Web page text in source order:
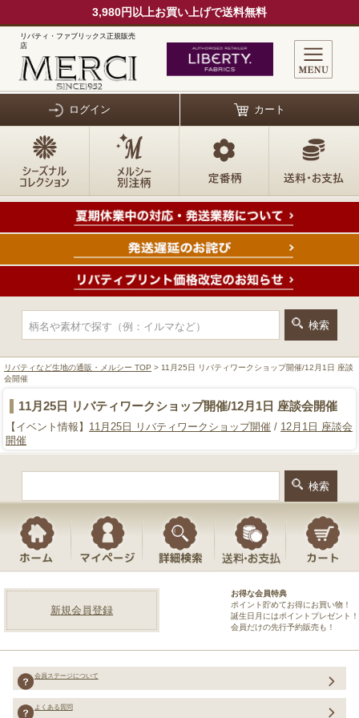
3,980円以上お買い上げで送料無料
リバティ・ファブリックス正規販売
店
ログイン カート
リバティなど生地の通販・メルシー TOP > 11月25日 リバティワークショップ開催/12月1日 座談
会開催
11月25日 リバティワークショップ開催/12月1日 座談会開催
【イベント情報】 11月25日 リバティワークショップ開催 / 12月1日 座談会
開催
新規会員登録
お得な会員特典
ポイント貯めてお得にお買い物！
誕生日月にはポイントプレゼント！
会員だけの先行予約販売も！
会員ステージについて
よくある質問